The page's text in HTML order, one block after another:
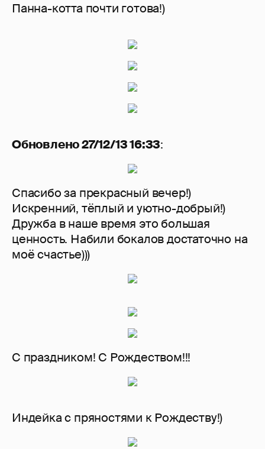
Панна-котта почти готова!)
Обновлено 27/12/13 16:33:
Спасибо за прекрасный вечер!)
Искренний, тёплый и уютно-добрый!)
Дружба в наше время это большая
ценность. Набили бокалов достаточно на
моё счастье)))
С праздником! С Рождеством!!!
Индейка с пряностями к Рождеству!)